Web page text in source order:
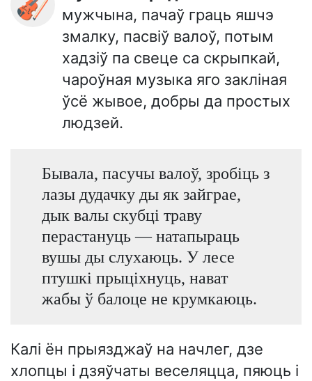
мужчына, пачаў граць яшчэ
змалку, пасвіў валоў, потым
хадзіў па свеце са скрыпкай,
чароўная музыка яго закліная
ўсё жывое, добры да простых
людзей.
Бывала, пасучы валоў, зробіць з
лазы дудачку ды як зайграе,
дык валы скубці траву
перастануць — натапыраць
вушы ды слухаюць. У лесе
птушкі прыціхнуць, нават
жабы ў балоце не крумкаюць.
Калі ён прыязджаў на начлег, дзе
хлопцы і дзяўчаты веселяцца, пяюць і